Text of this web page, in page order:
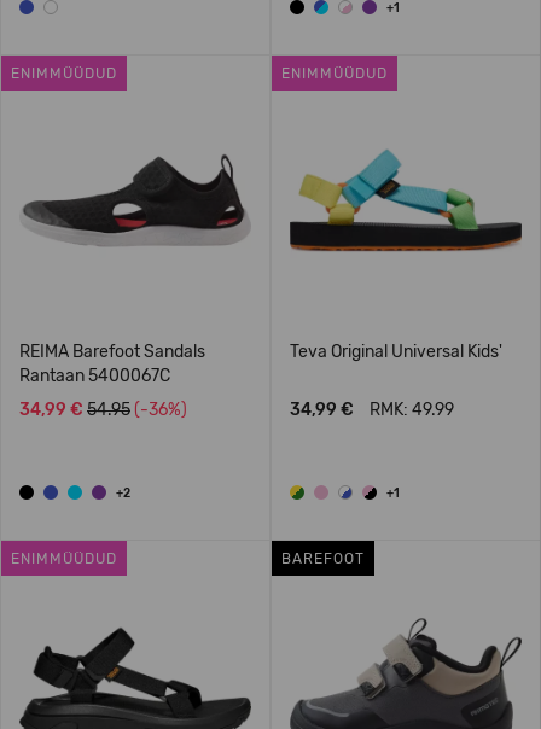
+1
ENIMMÜÜDUD
REIMA Barefoot Sandals
Rantaan 5400067C
34,99 € 54.95 (-36%)
+2
ENIMMÜÜDUD
Teva Original Universal Kids'
34,99 € RMK: 49.99
+1
ENIMMÜÜDUD BAREFOOT